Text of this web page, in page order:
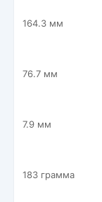
164.3 мм
76.7 мм
7.9 мм
183 грамма